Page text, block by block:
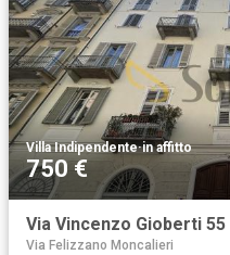
Villa Indipendente·in affitto
750 €
Via Vincenzo Gioberti
Via Felizzano Moncalieri